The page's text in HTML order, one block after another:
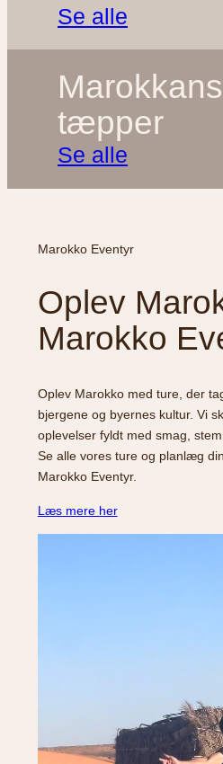
Se alle
tæpper
Se alle
Marokko Eventyr
Oplev
Marokko
Oplev Marokko med ture, der
bjergene og byernes kultur. Vi
oplevelser fyldt med smag,
Se alle vores ture og planlæg
Marokko Eventyr.
Læs mere her